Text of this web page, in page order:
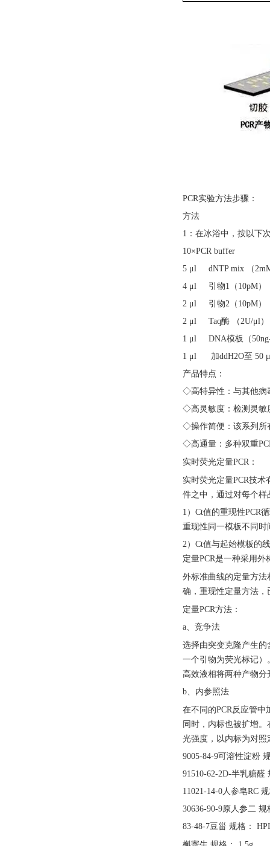
PCR实验方法步骤：
方法
1：在冰浴中，按以下
10×PCR buffer
5 μl dNTP mix （
4 μl 引物1（10pM）
2 μl 引物2（10pM）
2 μl Taq酶 （2U/μl）
1 μl DNA模板（
1 μl 加ddH2O至 50
产品特点：
◇高特异性：与其他病
◇高灵敏度：检测灵敏
◇操作简便：该系列所
◇高通量：多种双重
实时荧光定量PCR：
实时荧光定量PCR技术
件之中，通过对每个样
1）Ct值的重现性PCR
重现性同一模板不同
2）Ct值与起始模板的
定量PCR是一种采用
外标准曲线的定量方
确，重现性定量方法
定量PCR方法：
a、竞争法
选择由突变克隆产生
一个引物为荧光标记
高效液相将两种产物
b、内参照法
在不同的PCR反应管
同时，内标也被扩增
光强度，以内标为对照
9005-84-9可溶性淀粉
91510-62-2D-半乳糖醛
11021-14-0人参皂RC
30636-90-9原人参二
83-48-7豆甾 规格：